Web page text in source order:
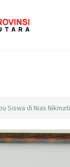
Siswa di Nias